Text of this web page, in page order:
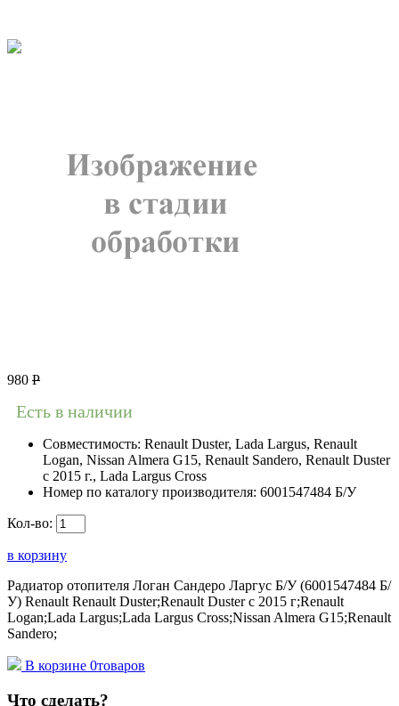
980 Р
Есть в наличии
Совместимость: Renault Duster, Lada Largus, Renault
Logan, Nissan Almera G15, Renault Sandero, Renault Duster
с 2015 г., Lada Largus Cross
Номер по каталогу производителя: 6001547484 Б/У
Кол-во:
в корзину
Радиатор отопителя Логан Сандеро Ларгус Б/У (6001547484 Б/
У) Renault Renault Duster;Renault Duster с 2015 г;Renault
Logan;Lada Largus;Lada Largus Cross;Nissan Almera G15;Renault
Sandero;
В корзине 0товаров
Что сделать?